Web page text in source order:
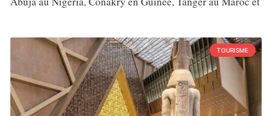
TOURISME